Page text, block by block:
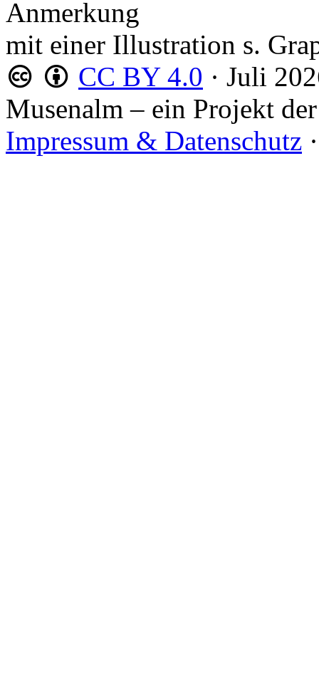
Anmerkung
mit einer Illustration s.
CC BY 4.0 · Juli
Musenalm – ein Projekt der
Impressum & Datenschutz ·